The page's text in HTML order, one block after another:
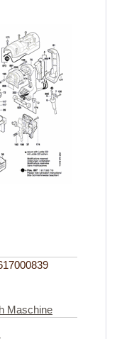
Maschine